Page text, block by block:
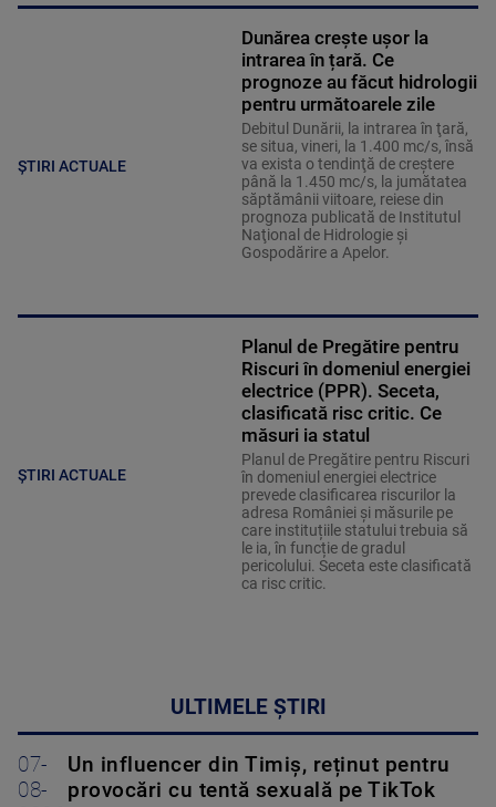
ȘTIRI ACTUALE
Dunărea crește ușor la
intrarea în țară. Ce
prognoze au făcut hidrologii
pentru următoarele zile
Debitul Dunării, la intrarea în ţară,
se situa, vineri, la 1.400 mc/s, însă
va exista o tendinţă de creştere
până la 1.450 mc/s, la jumătatea
săptămânii viitoare, reiese din
prognoza publicată de Institutul
Naţional de Hidrologie şi
Gospodărire a Apelor.
ȘTIRI ACTUALE
Planul de Pregătire pentru
Riscuri în domeniul energiei
electrice (PPR). Seceta,
clasificată risc critic. Ce
măsuri ia statul
Planul de Pregătire pentru Riscuri
în domeniul energiei electrice
prevede clasificarea riscurilor la
adresa României și măsurile pe
care instituțiile statului trebuia să
le ia, în funcție de gradul
pericolului. Seceta este clasificată
ca risc critic.
ULTIMELE ȘTIRI
07-
08-
Un influencer din Timiș, reținut pentru
provocări cu tentă sexuală pe TikTok